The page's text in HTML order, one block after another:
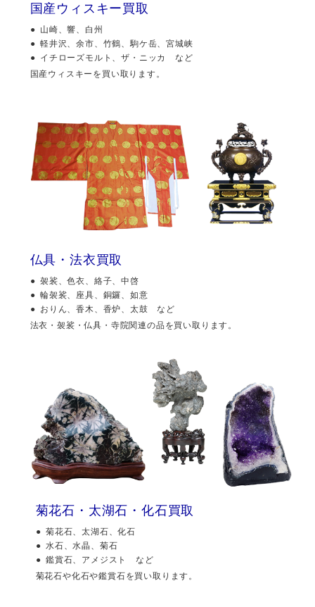
国産ウィスキー買取
山崎、響、白州
軽井沢、余市、竹鶴、駒ケ岳、宮城峡
イチローズモルト、ザ・ニッカ など
国産ウィスキーを買い取ります。
仏具・法衣買取
袈裟、色衣、絡子、中啓
輪袈裟、座具、銅鑼、如意
おりん、香木、香炉、太鼓 など
法衣・袈裟・仏具・寺院関連の品を買い取ります。
菊花石・太湖石・化石買取
菊花石、太湖石、化石
水石、水晶、菊石
鑑賞石、アメジスト など
菊花石や化石や鑑賞石を買い取ります。